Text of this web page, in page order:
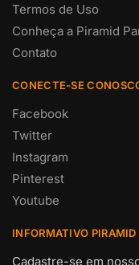
Termos de Uso
Conheça a Piramid
Contato
CONECTE-SE
Facebook
Twitter
Instagram
Pinterest
Youtube
INFORMATIVO PIRAMID
Cadastre-se em